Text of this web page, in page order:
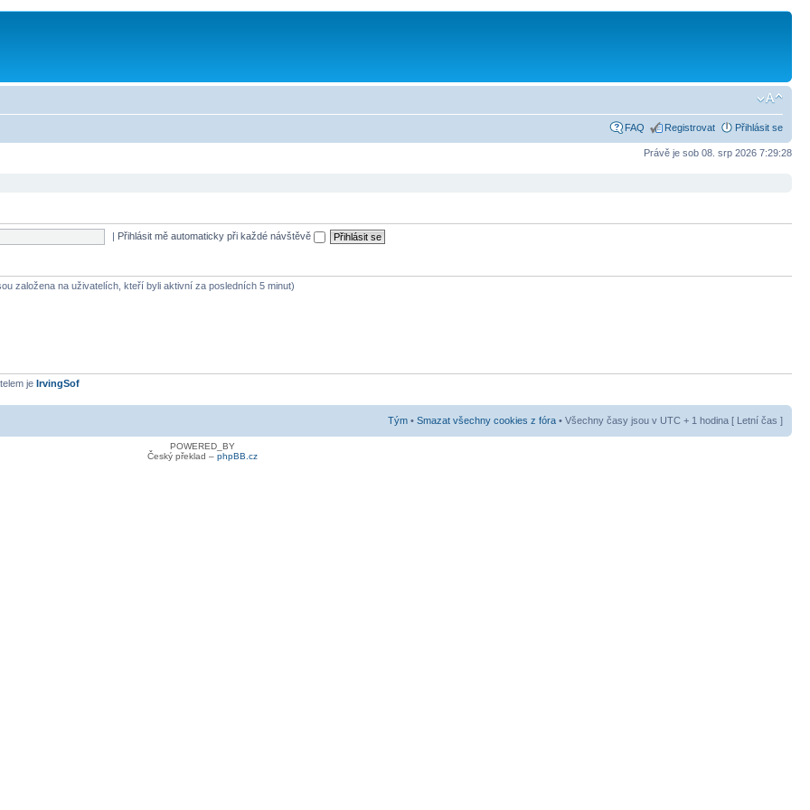
FAQ Registrovat Přihlásit se
Právě je sob 08. srp 2026 7:29:28
| Přihlásit mě automaticky při každé návštěvě
založena na uživatelích, kteří byli aktivní za posledních 5 minut)
je IrvingSof
Tým • Smazat všechny cookies z fóra • Všechny časy jsou v UTC + 1 hodina [ Letní čas ]
POWERED_BY
Český překlad – phpBB.cz